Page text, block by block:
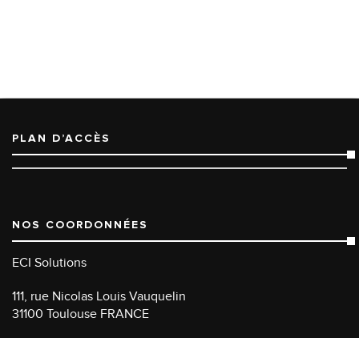
PLAN D’ACCÈS
NOS COORDONNÉES
ECI Solutions
111, rue Nicolas Louis Vauquelin
31100 Toulouse FRANCE